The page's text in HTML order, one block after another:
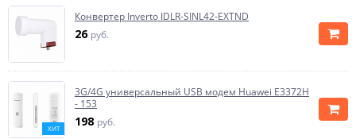
Конвертер Inverto IDLR-SINL42-EXTND
26 руб.
ХИТ
3G/4G универсальный USB модем Huawei E3372H
- 153
198 руб.